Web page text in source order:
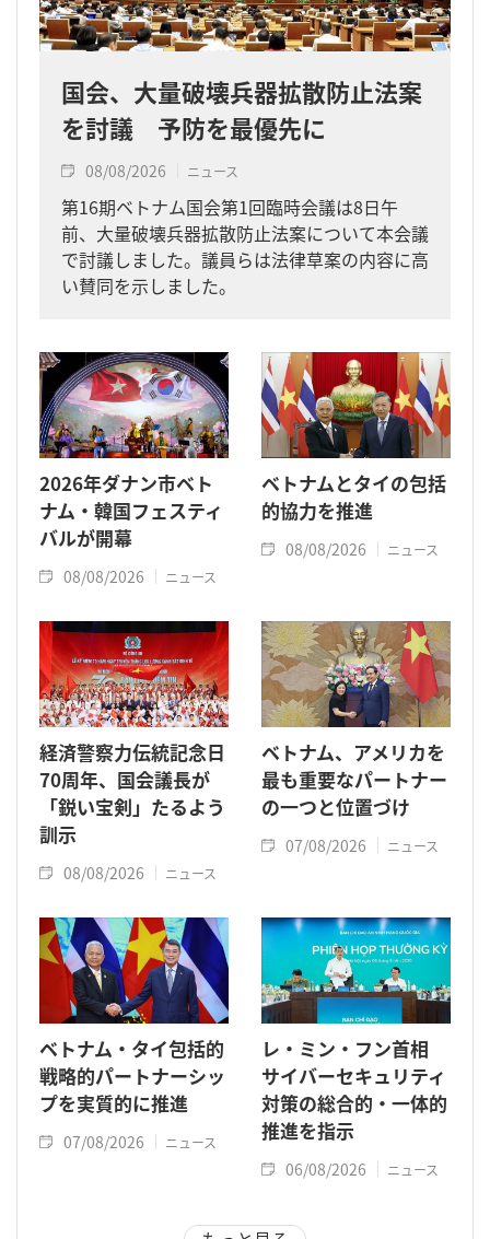
国会、大量破壊兵器拡散防止法案
を討議 予防を最優先に
08/08/2026 ニュース
第16期ベトナム国会第1回臨時会議は8日午
前、大量破壊兵器拡散防止法案について本会議
で討議しました。議員らは法律草案の内容に高
い賛同を示しました。
2026年ダナン市ベト
ナム・韓国フェスティ
バルが開幕
08/08/2026 ニュース
ベトナムとタイの包括
的協力を推進
08/08/2026 ニュース
経済警察力伝統記念日
70周年、国会議長が
「鋭い宝剣」たるよう
訓示
08/08/2026 ニュース
ベトナム、アメリカを
最も重要なパートナー
の一つと位置づけ
07/08/2026 ニュース
ベトナム・タイ包括的
戦略的パートナーシッ
プを実質的に推進
07/08/2026 ニュース
レ・ミン・フン首相
サイバーセキュリティ
対策の総合的・一体的
推進を指示
06/08/2026 ニュース